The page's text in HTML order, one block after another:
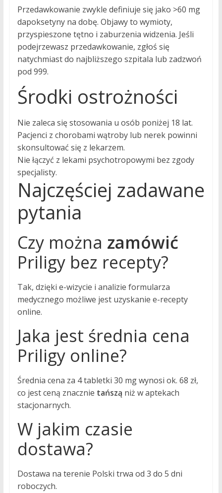
Przedawkowanie zwykle definiuje się jako >60 mg
dapoksetyny na dobę. Objawy to wymioty,
przyspieszone tętno i zaburzenia widzenia. Jeśli
podejrzewasz przedawkowanie, zgłoś się
natychmiast do najbliższego szpitala lub zadzwoń
pod 999.
Środki ostrożności
Nie zaleca się stosowania u osób poniżej 18 lat.
Pacjenci z chorobami wątroby lub nerek powinni
skonsultować się z lekarzem.
Nie łączyć z lekami psychotropowymi bez zgody
specjalisty.
Najczęściej zadawane
pytania
Czy można zamówić
Priligy bez recepty?
Tak, dzięki e-wizycie i analizie formularza
medycznego możliwe jest uzyskanie e-recepty
online.
Jaka jest średnia cena
Priligy online?
Średnia cena za 4 tabletki 30 mg wynosi ok. 68 zł,
co jest ceną znacznie tańszą niż w aptekach
stacjonarnych.
W jakim czasie
dostawa?
Dostawa na terenie Polski trwa od 3 do 5 dni
roboczych.